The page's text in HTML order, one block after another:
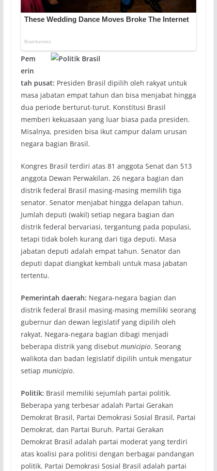
Pem
erin
tah pusat: Presiden Brasil dipilih oleh rakyat untuk
masa jabatan empat tahun dan bisa menjabat hingga
dua periode berturut-turut. Konstitusi Brasil
memberi kekuasaan yang luar biasa pada presiden.
Misalnya, presiden bisa ikut campur dalam urusan
negara bagian Brasil.
Kongres Brasil terdiri atas 81 anggota Senat dan 513
anggota Dewan Perwakilan. 26 negara bagian dan
distrik federal Brasil masing-masing memilih tiga
senator. Senator menjabat hingga delapan tahun.
Jumlah deputi (wakil) setiap negara bagian dan
distrik federal bervariasi, tergantung pada populasi,
tetapi tidak boleh kurang dari tiga deputi. Masa
jabatan deputi adalah empat tahun. Senator dan
deputi dapat diangkat kembali untuk masa jabatan
tertentu.
Pemerintah daerah: Negara-negara bagian dan
distrik federal Brasil masing-masing memiliki seorang
gubernur dan dewan legislatif yang dipilih oleh
rakyat. Negara-negara bagian dibagi menjadi
beberapa distrik yang disebut municipio. Seorang
walikota dan badan legislatif dipilih untuk mengatur
setiap municipio.
Politik: Brasil memiliki sejumlah partai politik.
Beberapa yang terbesar adalah Partai Gerakan
Demokrat Brasil, Partai Demokrasi Sosial Brasil, Partai
Demokrat, dan Partai Buruh. Partai Gerakan
Demokrat Brasil adalah partai moderat yang terdiri
atas koalisi para politisi dengan berbagai pandangan
politik. Partai Demokrasi Sosial Brasil adalah partai